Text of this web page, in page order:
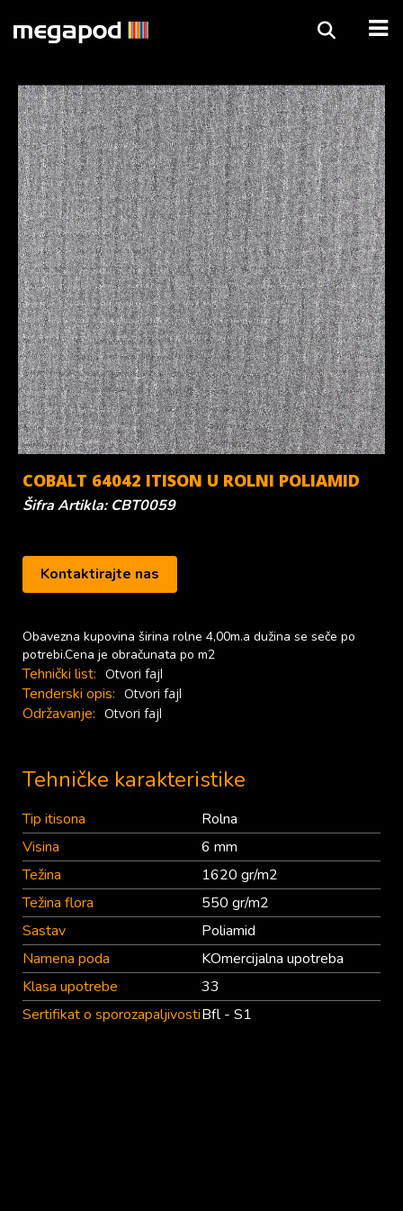
COBALT 64042 ITISON U ROLNI POLIAMID
Šifra Artikla: CBT0059
Kontaktirajte nas
Obavezna kupovina širina rolne 4,00m.a dužina se seče po
potrebi.Cena je obračunata po m2
Tehnički list: Otvori fajl
Tenderski opis: Otvori fajl
Održavanje: Otvori fajl
Tehničke karakteristike
Tip itisona
Rolna
Visina
6 mm
Težina
1620 gr/m2
Težina flora
550 gr/m2
Sastav
Poliamid
Namena poda
KOmercijalna upotreba
Klasa upotrebe
33
Sertifikat o sporozapaljivostiBfl - S1